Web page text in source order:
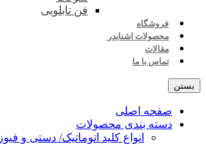
فن تابلویی
فروشگاه
محصولات اشنایدر
مقالات
تماس با ما
بستن
صفحه اصلی
دسته بندی محصولات
انواع کلید اتوماتیک/ دستی و فیوز